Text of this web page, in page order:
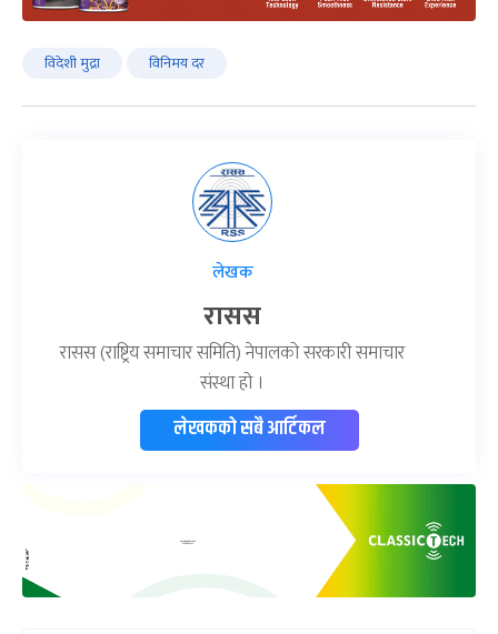
विदेशी मुद्रा विनिमय दर
लेखक
रासस
रासस (राष्ट्रिय समाचार समिति) नेपालको सरकारी समाचार
संस्था हो ।
लेखकको सबै आर्टिकल